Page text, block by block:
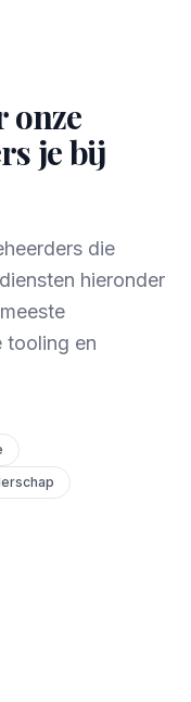
onze
je bij
die
hieronder
tooling en